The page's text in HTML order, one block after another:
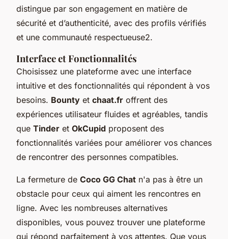
distingue par son engagement en matière de
sécurité et d’authenticité, avec des profils vérifiés
et une communauté respectueuse2.
Interface et Fonctionnalités
Choisissez une plateforme avec une interface
intuitive et des fonctionnalités qui répondent à vos
besoins. Bounty et chaat.fr offrent des
expériences utilisateur fluides et agréables, tandis
que Tinder et OkCupid proposent des
fonctionnalités variées pour améliorer vos chances
de rencontrer des personnes compatibles.
La fermeture de Coco GG Chat n'a pas à être un
obstacle pour ceux qui aiment les rencontres en
ligne. Avec les nombreuses alternatives
disponibles, vous pouvez trouver une plateforme
qui répond parfaitement à vos attentes. Que vous